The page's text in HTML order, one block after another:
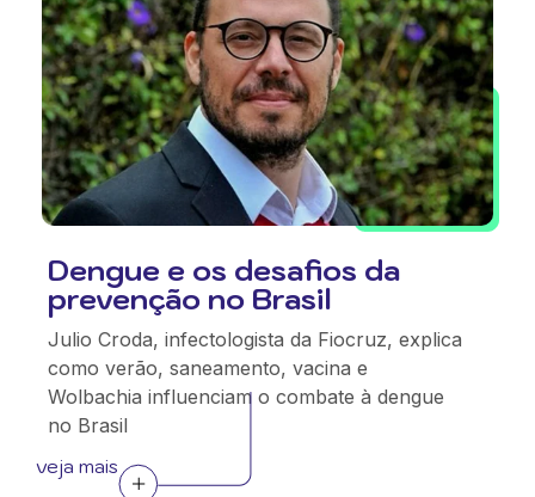
Dengue e os desafios da
prevenção no Brasil
Julio Croda, infectologista da Fiocruz, explica
como verão, saneamento, vacina e
Wolbachia influenciam o combate à dengue
no Brasil
veja mais